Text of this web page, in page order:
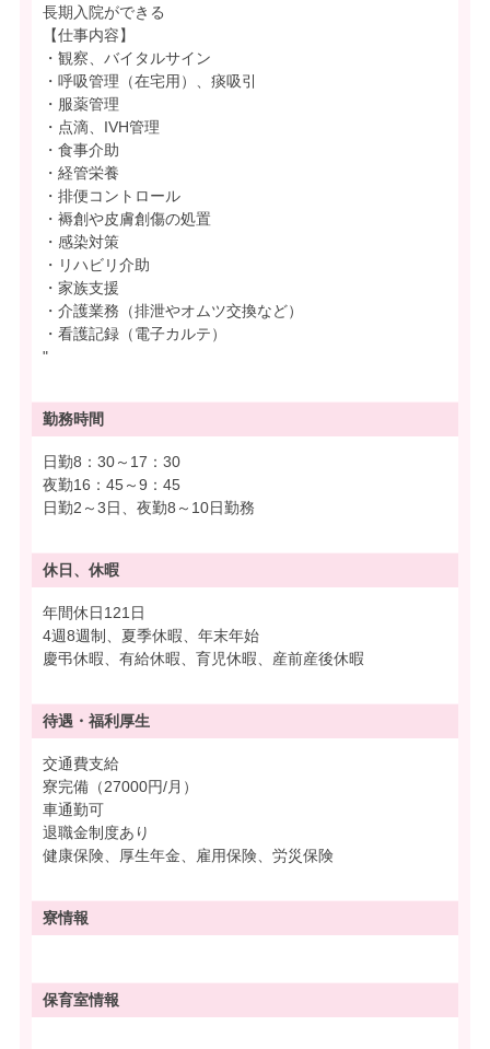
長期入院ができる
【仕事内容】
・観察、バイタルサイン
・呼吸管理（在宅用）、痰吸引
・服薬管理
・点滴、IVH管理
・食事介助
・経管栄養
・排便コントロール
・褥創や皮膚創傷の処置
・感染対策
・リハビリ介助
・家族支援
・介護業務（排泄やオムツ交換など）
・看護記録（電子カルテ）
"
勤務時間
日勤8：30～17：30
夜勤16：45～9：45
日勤2～3日、夜勤8～10日勤務
休日、休暇
年間休日121日
4週8週制、夏季休暇、年末年始
慶弔休暇、有給休暇、育児休暇、産前産後休暇
待遇・ 福利厚生
交通費支給
寮完備（27000円/月）
車通勤可
退職金制度あり
健康保険、厚生年金、雇用保険、労災保険
寮情報
保育室情報